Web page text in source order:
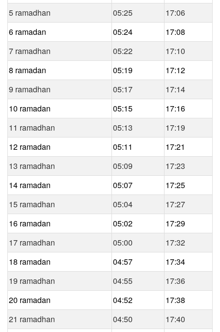
5 ramadhan
05:25
17:06
6 ramadan
05:24
17:08
7 ramadhan
05:22
17:10
8 ramadan
05:19
17:12
9 ramadhan
05:17
17:14
10 ramadan
05:15
17:16
11 ramadhan
05:13
17:19
12 ramadan
05:11
17:21
13 ramadhan
05:09
17:23
14 ramadan
05:07
17:25
15 ramadhan
05:04
17:27
16 ramadan
05:02
17:29
17 ramadhan
05:00
17:32
18 ramadan
04:57
17:34
19 ramadhan
04:55
17:36
20 ramadan
04:52
17:38
21 ramadhan
04:50
17:40